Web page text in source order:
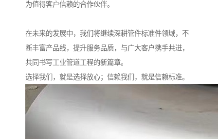
为值得客户信赖的合作伙伴。
在未来的发展中，我们将继续深耕管件标准件领域，不
断丰富产品线，提升服务品质，与广大客户携手共进，
共同书写工业管道工程的新篇章。
选择我们，就是选择放心；信赖我们，就是信赖标准。